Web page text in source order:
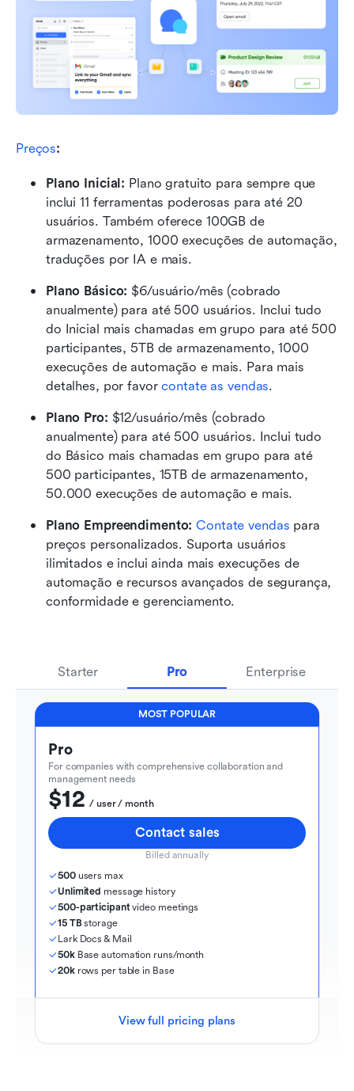
Preços:
Plano Inicial: Plano gratuito para sempre que
inclui 11 ferramentas poderosas para até 20
usuários. Também oferece 100GB de
armazenamento, 1000 execuções de automação,
traduções por IA e mais.
Plano Básico: $6/usuário/mês (cobrado
anualmente) para até 500 usuários. Inclui tudo
do Inicial mais chamadas em grupo para até 500
participantes, 5TB de armazenamento, 1000
execuções de automação e mais. Para mais
detalhes, por favor contate as vendas.
Plano Pro: $12/usuário/mês (cobrado
anualmente) para até 500 usuários. Inclui tudo
do Básico mais chamadas em grupo para até
500 participantes, 15TB de armazenamento,
50.000 execuções de automação e mais.
Plano Empreendimento: Contate vendas para
preços personalizados. Suporta usuários
ilimitados e inclui ainda mais execuções de
automação e recursos avançados de segurança,
conformidade e gerenciamento.
Starter Pro Enterprise
MOST POPULAR
Pro
For companies with comprehensive collaboration and
management needs
$12
  / user / month
Contact sales
Billed annually
500 users max
Unlimited message history
500-participant video meetings
15 TB storage
Lark Docs & Mail
50k Base automation runs/month
20k rows per table in Base
View full pricing plans